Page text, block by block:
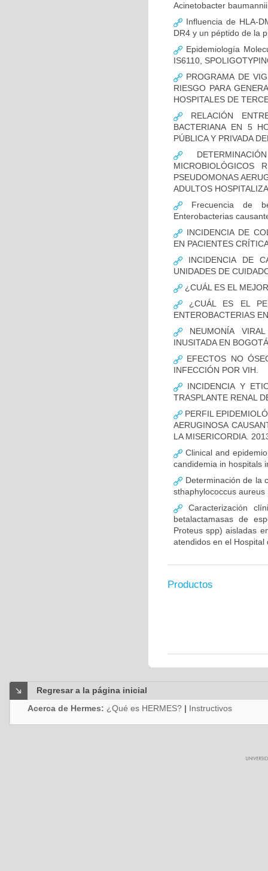
Acinetobacter
Influencia de HLA-
DR4 y un péptido de la
Epidemiología
IS6110,
PROGRAMA DE
RIESGO PARA
HOSPITALES DE
RELACIÓN
BACTERIANA EN 5
PÚBLICA Y PRIVADA
MICROBIOLÓGICOS
PSEUDOMONAS
ADULTOS
Frecuencia de
Enterobacterias
INCIDENCIA DE
EN PACIENTES
INCIDENCIA DE
UNIDADES DE
¿CUÁL ES EL
¿CUÁL ES EL
ENTEROBACTERIAS
NEUMONÍA
INUSITADA EN
EFECTOS NO
INFECCIÓN POR VIH.
INCIDENCIA Y
TRASPLANTE RENAL
PERFIL
AERUGINOSA
LA MISERICORDIA.
Clinical and
candidemia in hospitals
Determinación de la
sthaphylococcus
Caracterización
betalactamasas de
Proteus spp) aisladas
atendidos en el
Productos
Regresar a la página inicial
Acerca de Hermes: ¿Qué es HERMES? | Instructivos